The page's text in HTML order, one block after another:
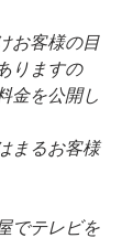
お客様の目
りますの
金を公開し
まるお客様
でテレビを